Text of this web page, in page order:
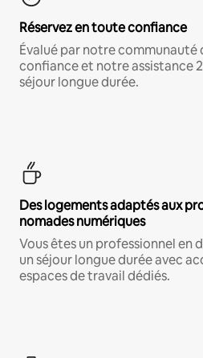
Réservez en toute confiance
Évalué par notre communauté
confiance et notre assistance
séjour longue durée.
Des logements adaptés aux
nomades numériques
Vous êtes un professionnel en
un séjour longue durée avec
espaces de travail dédiés.